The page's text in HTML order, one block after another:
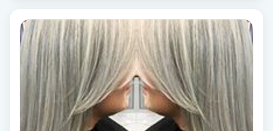
Pensionärklippning
Permanent
Permanent hårborttagning